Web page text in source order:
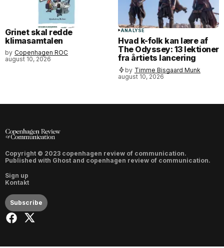
Grinet skal redde
klimasamtalen
by Copenhagen ROC
august 10, 2026
ANALYSE
Hvad k-folk kan lære af
The Odyssey: 13 lektioner
fra årtiets lancering
by Timme Bisgaard Munk
august 10, 2026
Copyright © 2023 copenhagen review of communication.
Published with Ghost and copenhagen review of communication.
Sign up
Kontakt
Subscribe